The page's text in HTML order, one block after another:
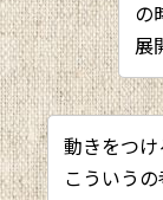
の
展
動きをつけ
こういうの